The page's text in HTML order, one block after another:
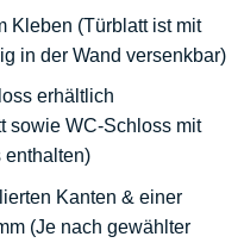
Kleben (Türblatt ist mit
in der Wand versenkbar)
erhältlich
sowie WC-Schloss mit
enthalten)
Kanten & einer
(Je nach gewählter